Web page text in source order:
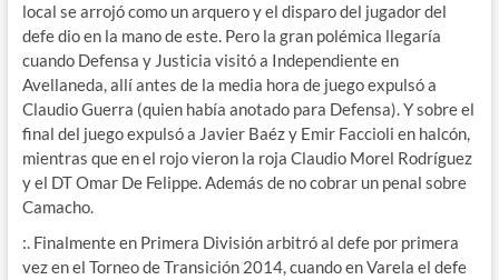
local se arrojó como un arquero y el disparo del jugador del
defe dio en la mano de este. Pero la gran polémica llegaría
cuando Defensa y Justicia visitó a Independiente en
Avellaneda, allí antes de la media hora de juego expulsó a
Claudio Guerra (quien había anotado para Defensa). Y sobre el
final del juego expulsó a Javier Baéz y Emir Faccioli en halcón,
mientras que en el rojo vieron la roja Claudio Morel Rodríguez
y el DT Omar De Felippe. Además de no cobrar un penal sobre
Camacho.
:. Finalmente en Primera División arbitró al defe por primera
vez en el Torneo de Transición 2014, cuando en Varela el defe